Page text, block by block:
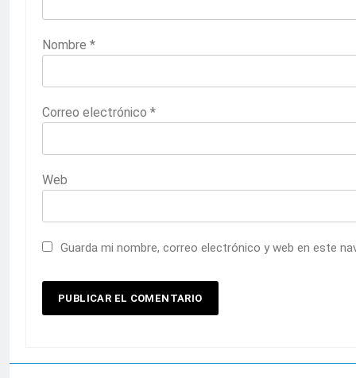
Nombre *
Correo electrónico *
Web
Guarda mi nombre, correo electrónico y web en este